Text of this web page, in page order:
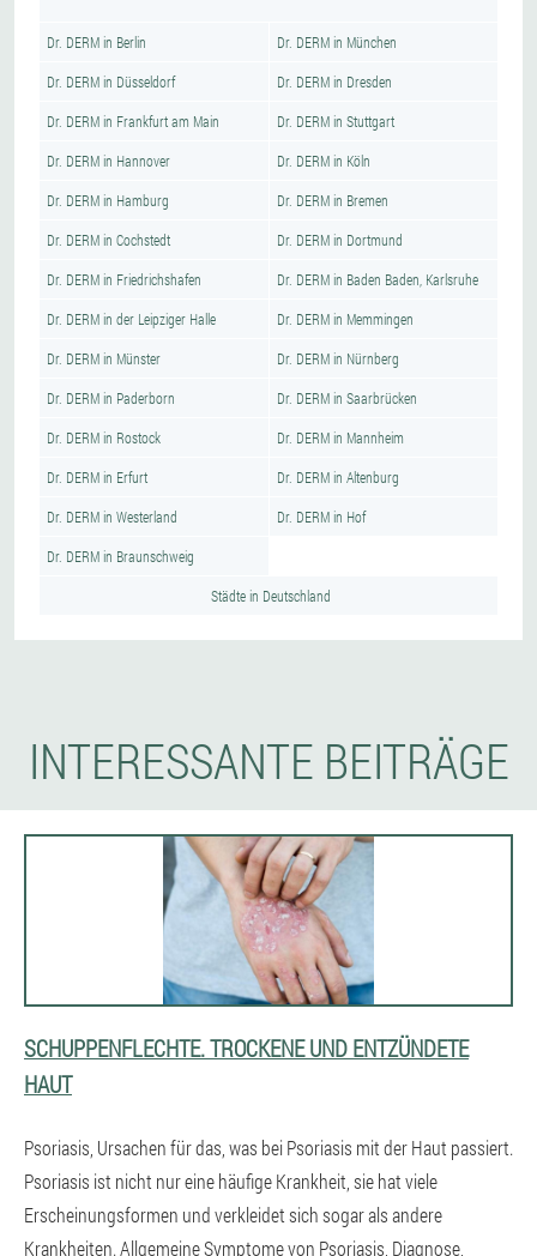
Dr. DERM in Berlin Dr. DERM in München
Dr. DERM in Düsseldorf Dr. DERM in Dresden
Dr. DERM in Frankfurt am Main Dr. DERM in Stuttgart
Dr. DERM in Hannover Dr. DERM in Köln
Dr. DERM in Hamburg Dr. DERM in Bremen
Dr. DERM in Cochstedt Dr. DERM in Dortmund
Dr. DERM in Friedrichshafen Dr. DERM in Baden Baden, Karlsruhe
Dr. DERM in der Leipziger Halle Dr. DERM in Memmingen
Dr. DERM in Münster Dr. DERM in Nürnberg
Dr. DERM in Paderborn Dr. DERM in Saarbrücken
Dr. DERM in Rostock Dr. DERM in Mannheim
Dr. DERM in Erfurt Dr. DERM in Altenburg
Dr. DERM in Westerland Dr. DERM in Hof
Dr. DERM in Braunschweig
Städte in Deutschland
INTERESSANTE BEITRÄGE
SCHUPPENFLECHTE. TROCKENE UND ENTZÜNDETE
HAUT
Psoriasis, Ursachen für das, was bei Psoriasis mit der Haut passiert.
Psoriasis ist nicht nur eine häufige Krankheit, sie hat viele
Erscheinungsformen und verkleidet sich sogar als andere
Krankheiten. Allgemeine Symptome von Psoriasis, Diagnose,